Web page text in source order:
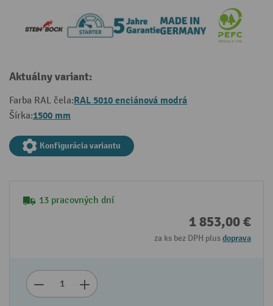
Aktuálny variant:
Farba RAL čela:RAL 5010 enciánová modrá
Šírka:1500 mm
Konfigurácia variantu
13 pracovných dní
1 853,00 €
za ks bez DPH plusdoprava